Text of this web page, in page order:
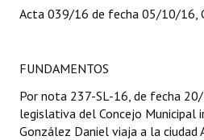
Informes de Gestión
Proyectos Presentados
Dictámenes Asesoría Letrada
Acta 039/16 de fecha 05/10/16,
FUNDAMENTOS
Por nota 237-SL-16, de fecha
legislativa del Concejo Municipal
González Daniel viaja a la ciudad